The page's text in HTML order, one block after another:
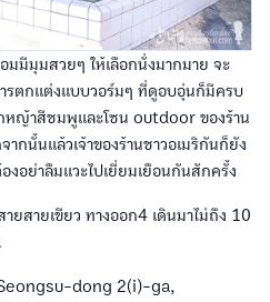
มมีมุมสวยๆ ให้เลือกนั่งมากมาย จะ
รตกแต่งแบบวอร์มๆ ที่ดูอบอุ่นก็มีครบ
หญ้าสีชมพูและโซน outdoor ของร้าน
ากนั้นแล้วเจ้าของร้านชาวอเมริกันก็ยัง
งอย่าลืมแวะไปเยี่ยมเยือนกันสักครั้ง
ายสายเขียว ทางออก4 เดินมาไม่ถึง 10
dong 2(i)-ga,